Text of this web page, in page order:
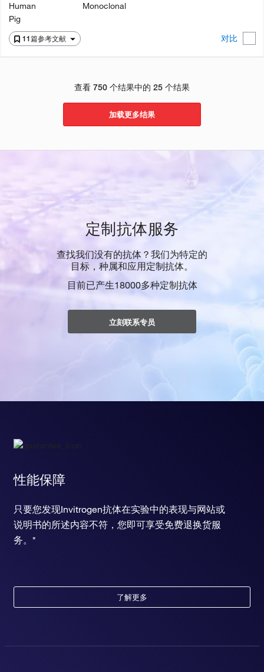
11篇参考文献 对比
Human
Pig
Monoclonal
查看 750 个结果中的 25 个结果
加载更多结果
定制抗体服务
查找我们没有的抗体？我们为特定的
目标，种属和应用定制抗体。
目前已产生18000多种定制抗体
立刻联系专员
性能保障
只要您发现Invitrogen抗体在实验中的表现与网站或
说明书的所述内容不符，您即可享受免费退换货服
务。*
了解更多